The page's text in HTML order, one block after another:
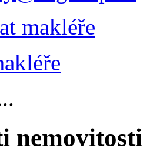
makléře
nemovitosti